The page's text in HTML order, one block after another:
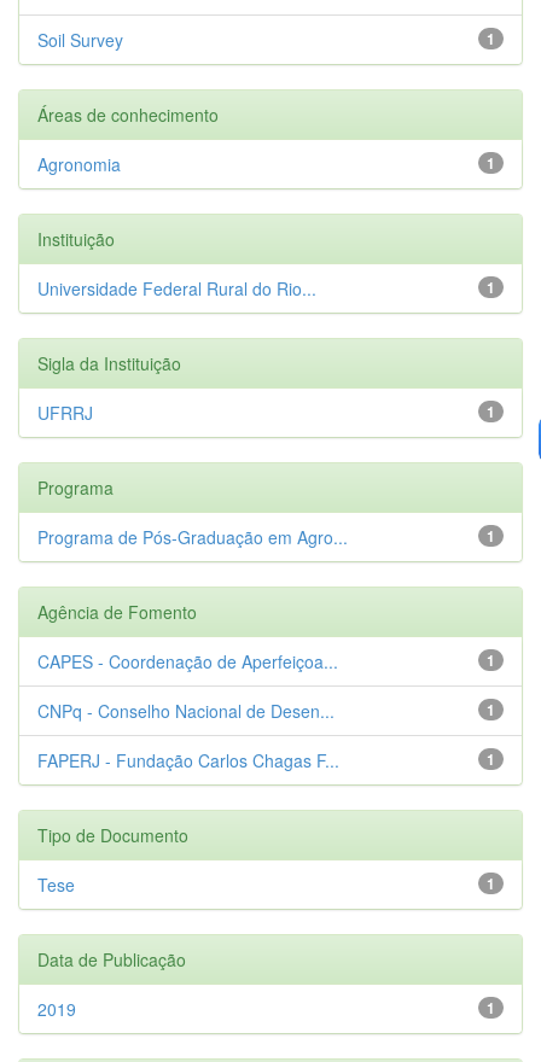
1
Soil Survey
Áreas de conhecimento
1
Agronomia
Instituição
1
Universidade Federal Rural do Rio...
Sigla da Instituição
1
UFRRJ
Programa
1
Programa de Pós-Graduação em Agro...
Agência de Fomento
1
CAPES - Coordenação de Aperfeiçoa...
1
CNPq - Conselho Nacional de Desen...
1
FAPERJ - Fundação Carlos Chagas F...
Tipo de Documento
1
Tese
Data de Publicação
1
2019